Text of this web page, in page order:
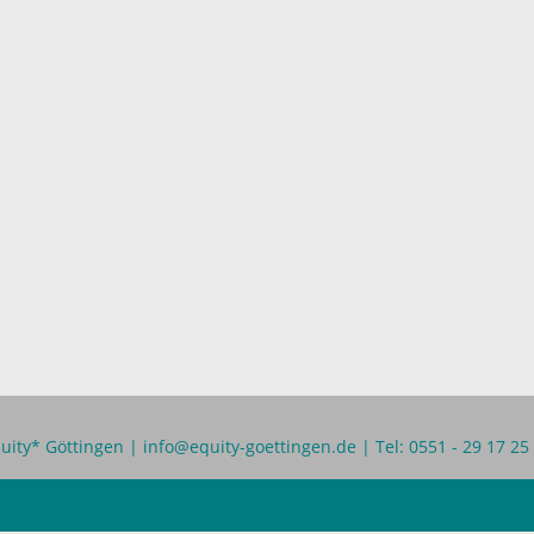
Göttingen | info@equity-goettingen.de | Tel: 0551 - 29 17 25